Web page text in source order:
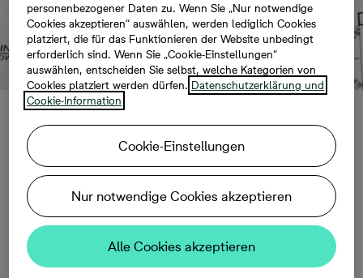
Bonava investiert
erstmals in Frankfurt
(Oder)
personenbezogener Daten zu. Wenn Sie „Nur notwendige
Cookies akzeptieren“ auswählen, werden lediglich Cookies
platziert, die für das Funktionieren der Website unbedingt
erforderlich sind. Wenn Sie „Cookie-Einstellungen“
auswählen, entscheiden Sie selbst, welche Kategorien von
Cookies platziert werden dürfen. Datenschutzerklärung und
Cookie-Information
Cookie-Einstellungen
Nur notwendige Cookies akzeptieren
Alle Cookies akzeptieren